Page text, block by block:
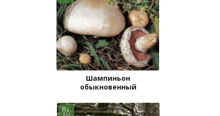
Шампиньон
обыкновенный